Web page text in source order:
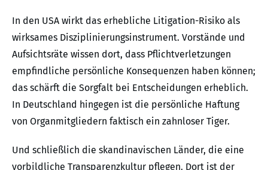
In den USA wirkt das erhebliche Litigation-Risiko als
wirksames Disziplinierungsinstrument. Vorstände und
Aufsichtsräte wissen dort, dass Pflichtverletzungen
empfindliche persönliche Konsequenzen haben können;
das schärft die Sorgfalt bei Entscheidungen erheblich.
In Deutschland hingegen ist die persönliche Haftung
von Organmitgliedern faktisch ein zahnloser Tiger.
Und schließlich die skandinavischen Länder, die eine
vorbildliche Transparenzkultur pflegen. Dort ist der